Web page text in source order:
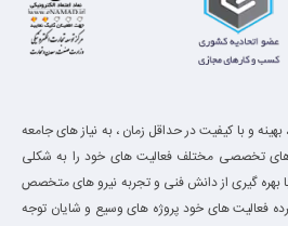
و با کیفیت در حداقل زمان ، به نیاز های جامعه
های تخصصی مختلف فعالیت های خود را به شکلی
بهره گیری از دانش فنی و تجربه نیرو های متخصص
فعالیت های خود پروژه های وسیع و شایان توجه